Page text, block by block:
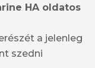
HA oldatos
a jelenleg
szedni